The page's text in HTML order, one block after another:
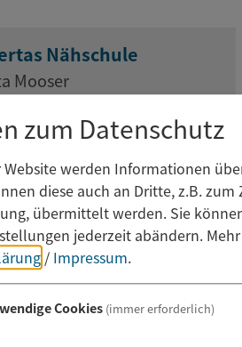
Nähschule
Mooser
17
Abbach
91906939
zum Datenschutz
Website werden Informationen
diese auch an Dritte, z.B. zum
übermittelt werden. Sie
jederzeit abändern.
/ Impressum.
Cookies (immer erforderlich)